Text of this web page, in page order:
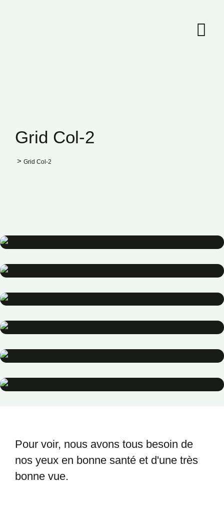
Grid Col-2
> Grid Col-2
Pour voir, nous avons tous besoin de
nos yeux en bonne santé et d'une très
bonne vue.